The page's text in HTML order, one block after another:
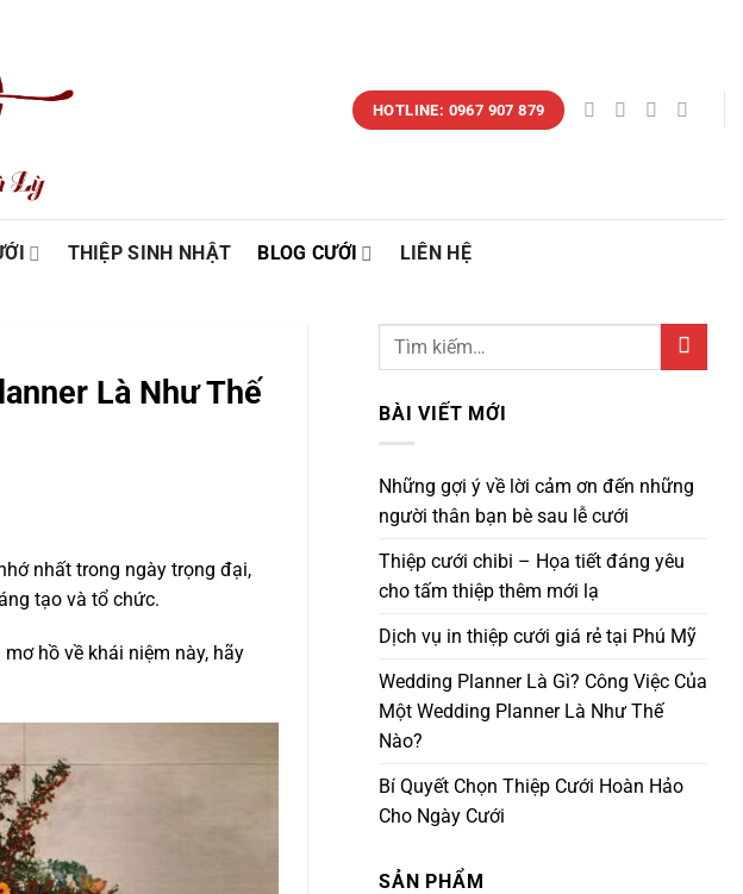
HOTLINE: 0967 907 879
THIỆP SINH NHẬT BLOG CƯỚI LIÊN HỆ
Là Như Thế
nhất trong ngày trọng đại,
tạo và tổ chức.
hồ về khái niệm này, hãy
BÀI VIẾT MỚI
Những gợi ý về lời cảm ơn đến những
người thân bạn bè sau lễ cưới
Thiệp cưới chibi – Họa tiết đáng yêu
cho tấm thiệp thêm mới lạ
Dịch vụ in thiệp cưới giá rẻ tại Phú Mỹ
Wedding Planner Là Gì? Công Việc Của
Một Wedding Planner Là Như Thế
Nào?
Bí Quyết Chọn Thiệp Cưới Hoàn Hảo
Cho Ngày Cưới
SẢN PHẨM